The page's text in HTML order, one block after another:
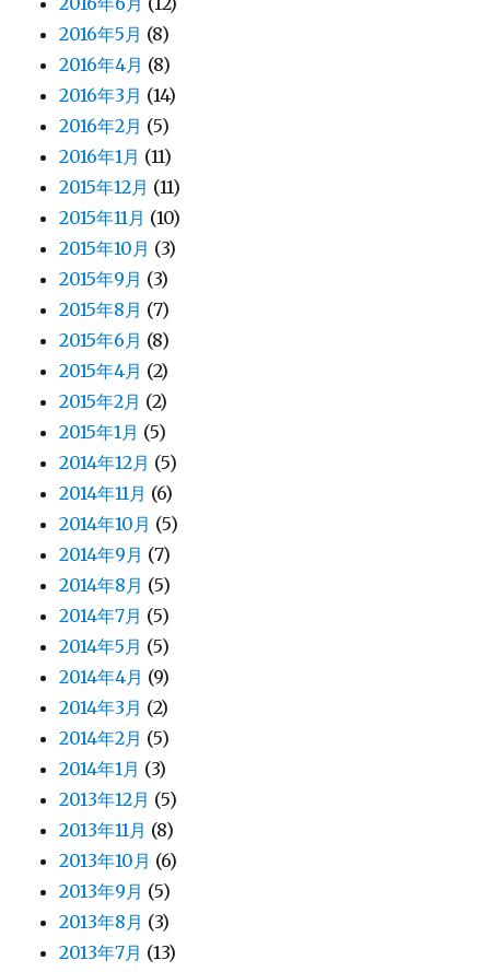
2016年5月 (8)
2016年4月 (8)
2016年3月 (14)
2016年2月 (5)
2016年1月 (11)
2015年12月 (11)
2015年11月 (10)
2015年10月 (3)
2015年9月 (3)
2015年8月 (7)
2015年6月 (8)
2015年4月 (2)
2015年2月 (2)
2015年1月 (5)
2014年12月 (5)
2014年11月 (6)
2014年10月 (5)
2014年9月 (7)
2014年8月 (5)
2014年7月 (5)
2014年5月 (5)
2014年4月 (9)
2014年3月 (2)
2014年2月 (5)
2014年1月 (3)
2013年12月 (5)
2013年11月 (8)
2013年10月 (6)
2013年9月 (5)
2013年8月 (3)
2013年7月 (13)